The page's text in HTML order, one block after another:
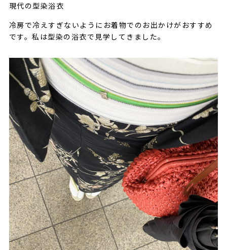
現代の型染浴衣
冷房で冷えすぎないようにお着物でのお出かけがおすすめ
です。私は型染の浴衣で見学してきました。